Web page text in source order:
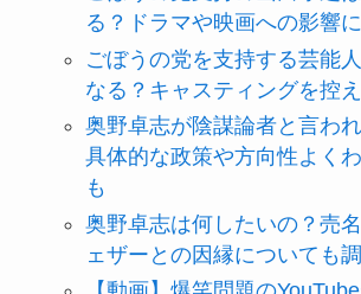
る？ドラマや映画への影響
ごぼうの党を支持する芸能
なる？キャスティングを控
奥野卓志が陰謀論者と言わ
具体的な政策や方向性よく
も
奥野卓志は何したいの？売
ェザーとの因縁についても調